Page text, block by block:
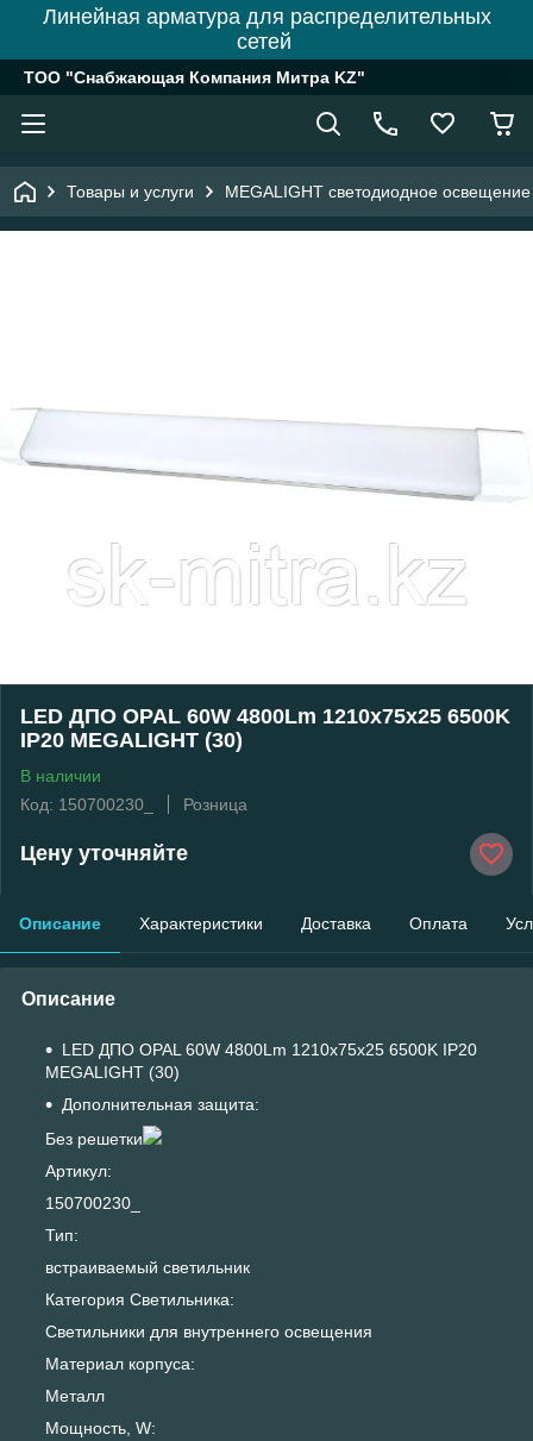
Линейная арматура для распределительных
сетей
ТОО "Снабжающая Компания Митра KZ"
Товары и услуги MEGALIGHT светодиодное освещение
LED ДПО OPAL 60W 4800Lm 1210х75х25 6500K
IP20 MEGALIGHT (30)
В наличии
Код: 150700230_
Розница
Цену уточняйте
Описание Характеристики Доставка Оплата
Описание
LED ДПО OPAL 60W 4800Lm 1210х75х25 6500K IP20
MEGALIGHT (30)
Дополнительная защита:
Без решетки
Артикул:
150700230_
Тип:
встраиваемый светильник
Категория Светильника:
Светильники для внутреннего освещения
Материал корпуса:
Металл
Мощность, W: